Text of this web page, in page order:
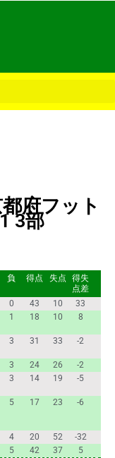
府フット
3部
負 得点 失点
得失
点差
0 43 10
33
1 18 10 8
3 31 33 -2
3 24 26
-2
3 14 19 -5
5 17 23 -6
4 20 52
-32
5 42 37
5